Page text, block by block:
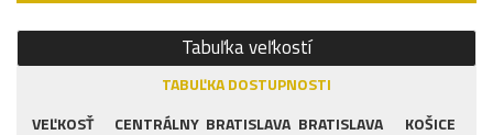
Tabuľka veľkostí
TABUĽKA DOSTUPNOSTI
VEĽKOSŤ
CENTRÁLNY BRATISLAVA BRATISLAVA
KOŠICE